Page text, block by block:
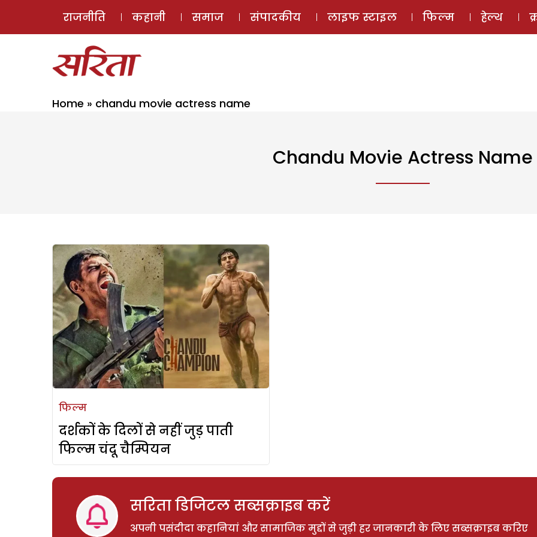
ई-मैगज़ीन
राजनीति कहानी समाज संपादकीय लाइफ स्टाइल फिल्म हेल्थ
Home » chandu movie actress name
Chandu Movie Actress Name
फिल्म
दर्शकों के दिलों से नहीं जुड़ पाती
फिल्म चंदू चैम्पियन
सरिता डिजिटल सब्सक्राइब करें
अपनी पसंदीदा कहानियां और सामाजिक मुद्दों से जुड़ी हर जानकारी के लिए सब्सक्राइब करिए